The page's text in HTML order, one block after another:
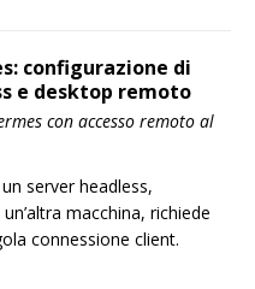
configurazione di
e desktop remoto
con accesso remoto al
server headless,
macchina, richiede
connessione client.